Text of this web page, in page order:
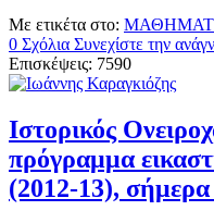
Με ετικέτα στο:
0 Σχόλια Συνεχίστε την
Επισκέψεις: 7590
Ιστορικός
πρόγραμμα
(2012-13),